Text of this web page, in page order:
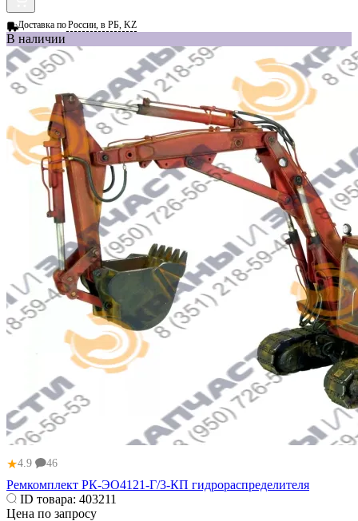
Доставка поРоссии, в РБ, KZ
В наличии
★4.9 46
Ремкомплект РК-ЭО4121-Г/3-КП гидрораспределителя
ID товара: 403211
Цена по запросу